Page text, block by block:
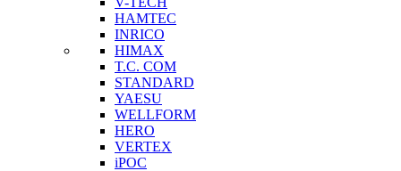
HAMTEC
INRICO
HIMAX
T.C. COM
STANDARD
YAESU
WELLFORM
HERO
VERTEX
iPOC